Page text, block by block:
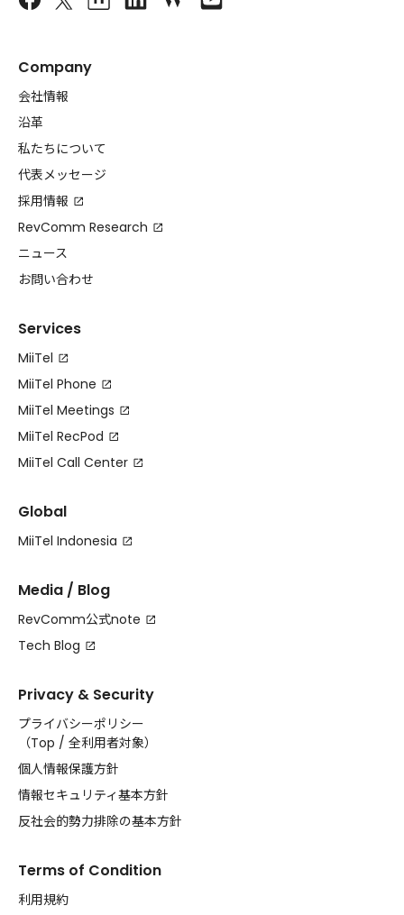
Company
会社情報
沿革
私たちについて
代表メッセージ
採用情報
RevComm Research
ニュース
お問い合わせ
Services
MiiTel
MiiTel Phone
MiiTel Meetings
MiiTel RecPod
MiiTel Call Center
Global
MiiTel Indonesia
Media / Blog
RevComm公式note
Tech Blog
Privacy & Security
プライバシーポリシー
（Top / 全利用者対象）
個人情報保護方針
情報セキュリティ基本方針
反社会的勢力排除の基本方針
Terms of Condition
利用規約